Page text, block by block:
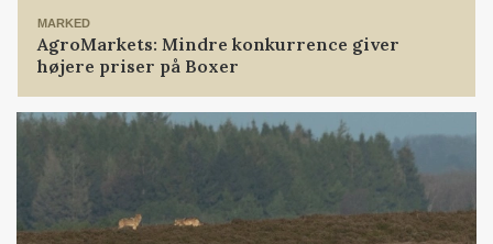
MARKED
AgroMarkets: Mindre konkurrence giver
højere priser på Boxer